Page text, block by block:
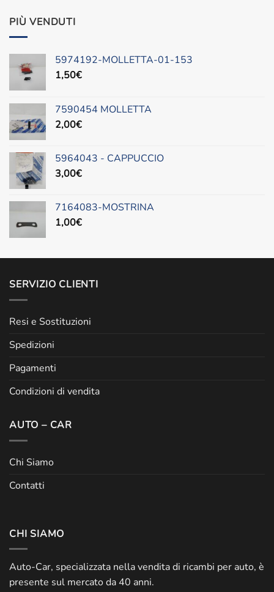
PIÙ VENDUTI
5974192-MOLLETTA-01-153
1,50€
7590454 MOLLETTA
2,00€
5964043 - CAPPUCCIO
3,00€
7164083-MOSTRINA
1,00€
SERVIZIO CLIENTI
Resi e Sostituzioni
Spedizioni
Pagamenti
Condizioni di vendita
AUTO – CAR
Chi Siamo
Contatti
CHI SIAMO
Auto-Car, specializzata nella vendita di ricambi per auto, è
presente sul mercato da 40 anni.